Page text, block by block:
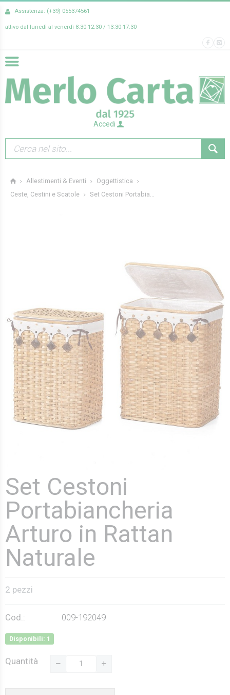
Assistenza: (+39) 055374561
attivo dal lunedì al venerdì 8:30-12:30 / 13:30-17:30
Accedi
Allestimenti & Eventi
Oggettistica
Ceste, Cestini e Scatole
Set Cestoni Portabia...
Set Cestoni
Portabiancheria
Arturo in Rattan
Naturale
2 pezzi
Cod.: 009-192049
Disponibili: 1
Quantità